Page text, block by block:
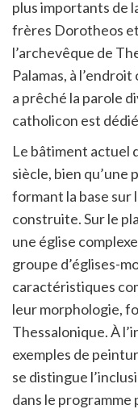
plus importants de
frères Dorotheos
l’archevêque de
Palamas, à
a prêché la parole
catholicon est
Le bâtiment actuel
siècle, bien
formant la base sur
construite. Sur le
une église
groupe d’églises-
caractéristiques
leur morphologie,
Thessalonique. À
exemples de
se distingue
dans le programme